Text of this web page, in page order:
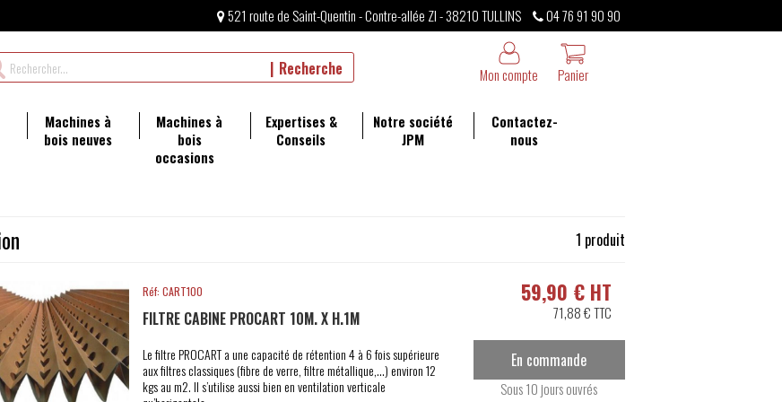
521 route de Saint-Quentin - Contre-allée ZI - 38210 TULLINS
04 76 91 90 90
Recherche Panier
Mon compte
Machines à
bois neuves
Machines à
bois
occasions
Expertises &
Conseils
Notre société
JPM
Contactez-
nous
1 produit
Réf: CART100
FILTRE CABINE PROCART 10M. X H.1M
Le filtre PROCART a une capacité de rétention 4 à 6 fois supérieure
aux filtres classiques (fibre de verre, filtre métallique,...) environ 12
kgs au m2. Il s’utilise aussi bien en ventilation verticale
59,90 € HT
71,88 € TTC
En commande
Sous 10 jours ouvrés